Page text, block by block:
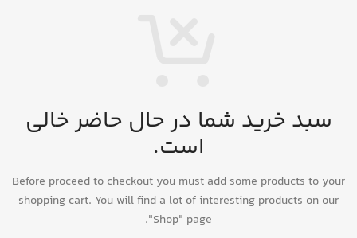
سبد خرید شما در حال حاضر خالی
است.
Before proceed to checkout you must add some products to your
shopping cart. You will find a lot of interesting products on our
"Shop" page.